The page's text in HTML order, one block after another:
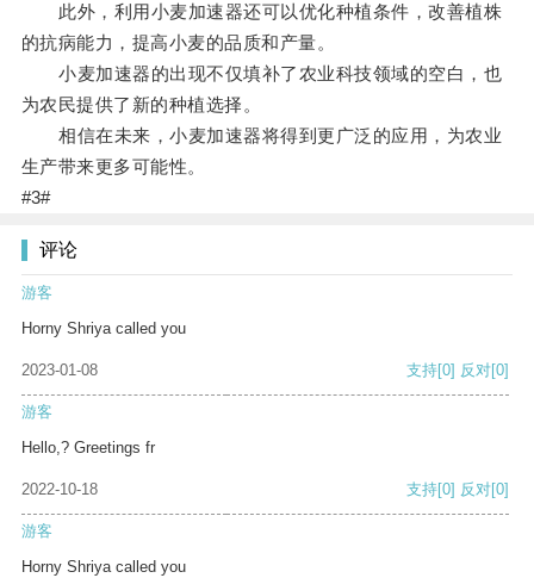
此外，利用小麦加速器还可以优化种植条件，改善植株
的抗病能力，提高小麦的品质和产量。
小麦加速器的出现不仅填补了农业科技领域的空白，也
为农民提供了新的种植选择。
相信在未来，小麦加速器将得到更广泛的应用，为农业
生产带来更多可能性。
#3#
评论
游客
Horny Shriya called you
2023-01-08 支持[0] 反对[0]
游客
Hello,? Greetings fr
2022-10-18 支持[0] 反对[0]
游客
Horny Shriya called you